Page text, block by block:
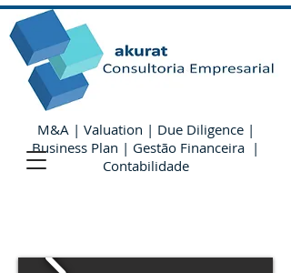
M&A | Valuation | Due Diligence |
Business Plan | Gestão Financeira |
Contabilidade